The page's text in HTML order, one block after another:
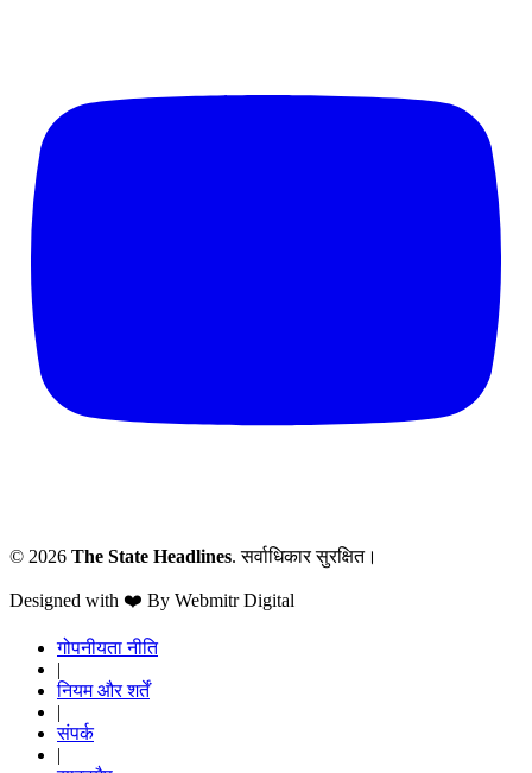
© 2026 The State Headlines. सर्वाधिकार सुरक्षित।
Designed with ❤️ By Webmitr Digital
गोपनीयता नीति
नियम और शर्तें
संपर्क